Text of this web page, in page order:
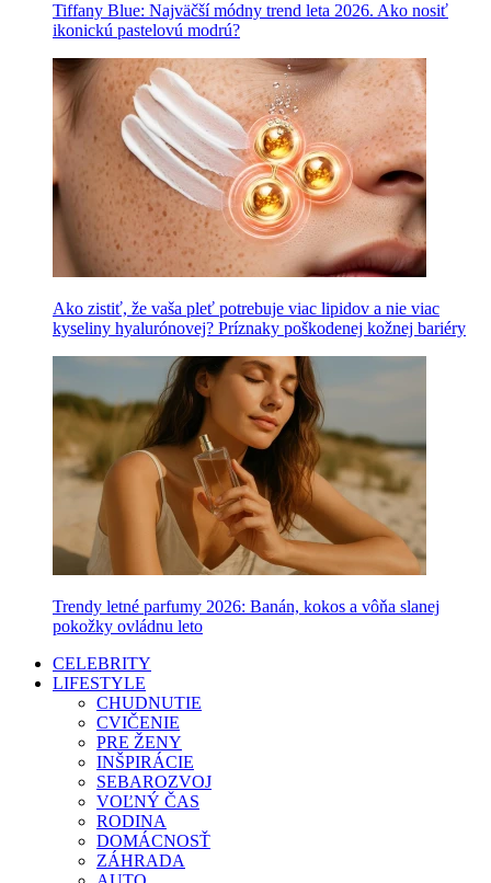
Tiffany Blue: Najväčší módny trend leta 2026. Ako nosiť
ikonickú pastelovú modrú?
Ako zistiť, že vaša pleť potrebuje viac lipidov a nie viac
kyseliny hyalurónovej? Príznaky poškodenej kožnej bariéry
Trendy letné parfumy 2026: Banán, kokos a vôňa slanej
pokožky ovládnu leto
CELEBRITY
LIFESTYLE
CHUDNUTIE
CVIČENIE
PRE ŽENY
INŠPIRÁCIE
SEBAROZVOJ
VOĽNÝ ČAS
RODINA
DOMÁCNOSŤ
ZÁHRADA